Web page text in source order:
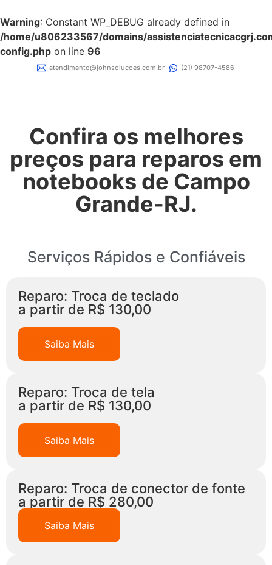
Warning: Constant WP_DEBUG already defined in
/home/u806233567/domains/
config.php on line 96
atendimento@johnsolucoes.com.br (21) 98707-4586
Confira os melhores
preços para reparos em
notebooks de Campo
Grande-RJ.
Serviços Rápidos e Confiáveis
Reparo: Troca de teclado
a partir de R$ 130,00
Saiba Mais
Reparo: Troca de tela
a partir de R$ 130,00
Saiba Mais
Reparo: Troca de conector de fonte
a partir de R$ 280,00
Saiba Mais